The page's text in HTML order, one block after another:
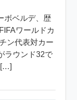
ボベルデ、歴
ワールドカ
ン代表対カー
ラウンド32で
[…]